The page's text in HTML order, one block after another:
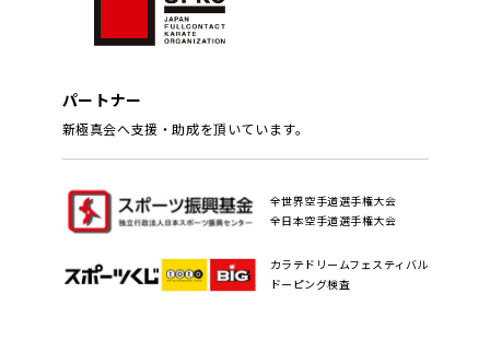
パートナー
新極真会へ支援・助成を頂いています。
全世界空手道選手権大会
全日本空手道選手権大会
カラテドリームフェスティバル
ドーピング検査